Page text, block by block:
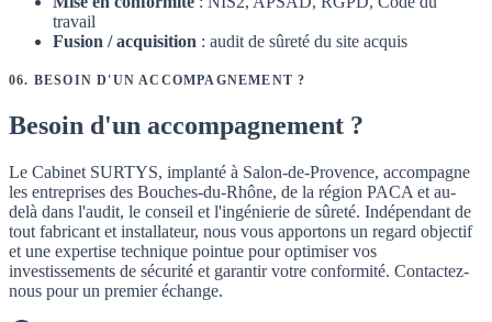
travail
Fusion / acquisition : audit de sûreté du site acquis
06. BESOIN D'UN ACCOMPAGNEMENT ?
Besoin d'un accompagnement ?
Le Cabinet SURTYS, implanté à Salon-de-Provence, accompagne
les entreprises des Bouches-du-Rhône, de la région PACA et au-
delà dans l'audit, le conseil et l'ingénierie de sûreté. Indépendant de
tout fabricant et installateur, nous vous apportons un regard objectif
et une expertise technique pointue pour optimiser vos
investissements de sécurité et garantir votre conformité. Contactez-
nous pour un premier échange.